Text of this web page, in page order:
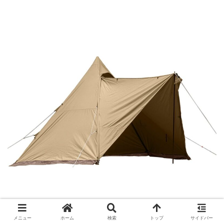
tent-Mark DESIGNS
メニュー ホーム 検索 トップ サイドバー